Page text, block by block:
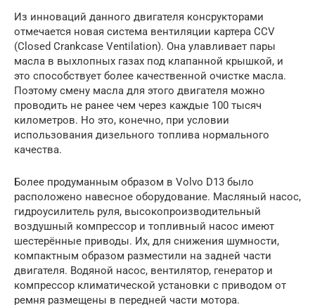
Из инноваций данного двигателя консрукторами
отмечается новая система вентиляции картера CCV
(Closed Crankcase Ventilation). Она улавливает пары
масла в выхлопных газах под клапанной крышкой, и
это способствует более качественной очистке масла.
Поэтому смену масла для этого двигателя можно
проводить не ранее чем через каждые 100 тысяч
километров. Но это, конечно, при условии
использования дизельного топлива нормального
качества.
Более продуманным образом в Volvo D13 было
расположено навесное оборудование. Масляный насос,
гидроусилитель руля, высокопроизводительный
воздушный компрессор и топливный насос имеют
шестерённые приводы. Их, для снижения шумности,
компактным образом разместили на задней части
двигателя. Водяной насос, вентилятор, генератор и
компрессор климатической установки с приводом от
ремня размещены в передней части мотора.